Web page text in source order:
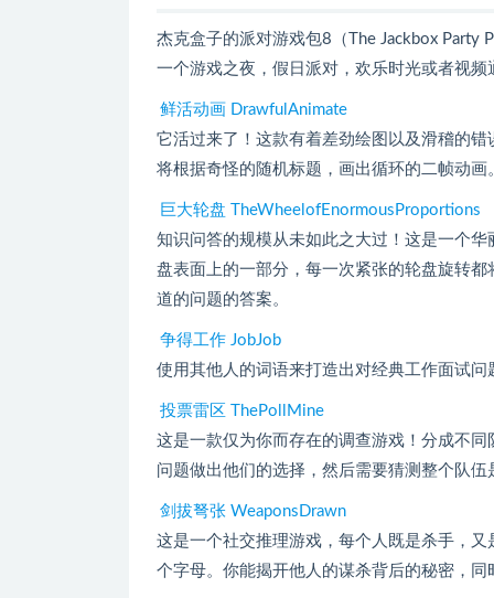
杰克盒子的派对游戏包8（The Jackbox Party
一个游戏之夜，假日派对，欢乐时光或者视频
鲜活动画 DrawfulAnimate
它活过来了！这款有着差劲绘图以及滑稽的
将根据奇怪的随机标题，画出循环的二帧动画
巨大轮盘 TheWheelofEnormousProportions
知识问答的规模从未如此之大过！这是一个
盘表面上的一部分，每一次紧张的轮盘旋转
道的问题的答案。
争得工作 JobJob
使用其他人的词语来打造出对经典工作面试
投票雷区 ThePollMine
这是一款仅为你而存在的调查游戏！分成不
问题做出他们的选择，然后需要猜测整个队
剑拔弩张 WeaponsDrawn
这是一个社交推理游戏，每个人既是杀手，
个字母。你能揭开他人的谋杀背后的秘密，